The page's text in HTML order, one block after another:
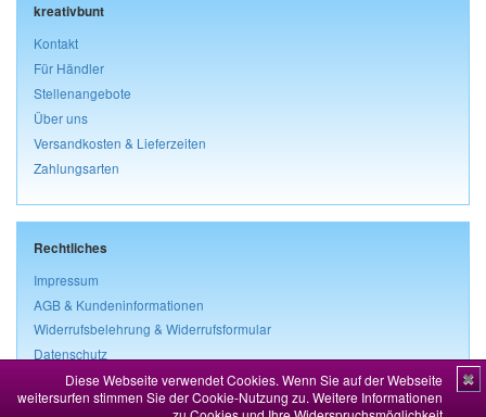
Diese Webseite verwendet Cookies. Wenn Sie auf der Webseite
weitersurfen stimmen Sie der Cookie-Nutzung zu. Weitere Informationen
✖
kreativbunt
Kontakt
Für Händler
Stellenangebote
Über uns
Versandkosten & Lieferzeiten
Zahlungsarten
Rechtliches
Impressum
AGB & Kundeninformationen
Widerrufsbelehrung & Widerrufsformular
Datenschutz
Vertrag widerrufen